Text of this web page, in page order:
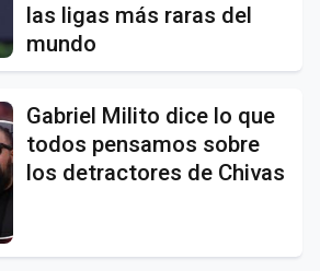
las ligas más raras del
mundo
Gabriel Milito dice lo que
todos pensamos sobre
los detractores de Chivas